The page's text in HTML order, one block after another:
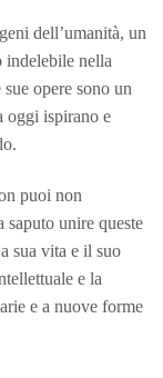
dell’umanità, un
indelebile nella
opere sono un
oggi ispirano e
puoi non
unire queste
sua vita e il suo
e la
e a nuove forme